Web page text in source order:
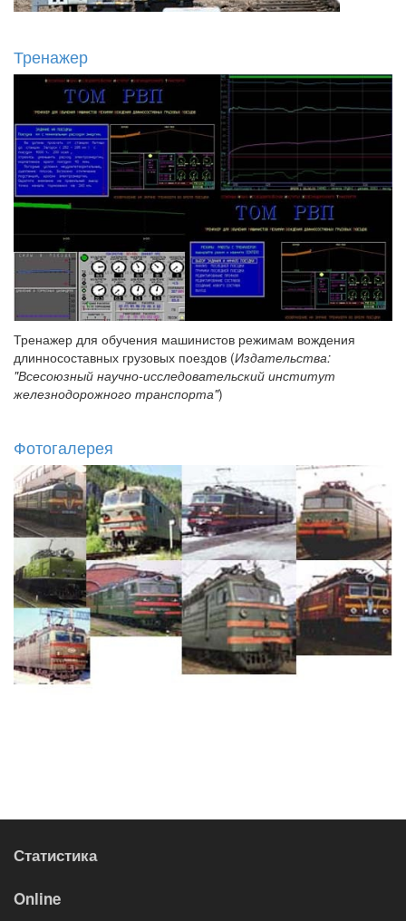
Тренажер
Тренажер для обучения машинистов режимам вождения
длинносоставных грузовых поездов (Издательства:
"Всесоюзный научно-исследовательский институт
железнодорожного транспорта")
Фотогалерея
Статистика
Online